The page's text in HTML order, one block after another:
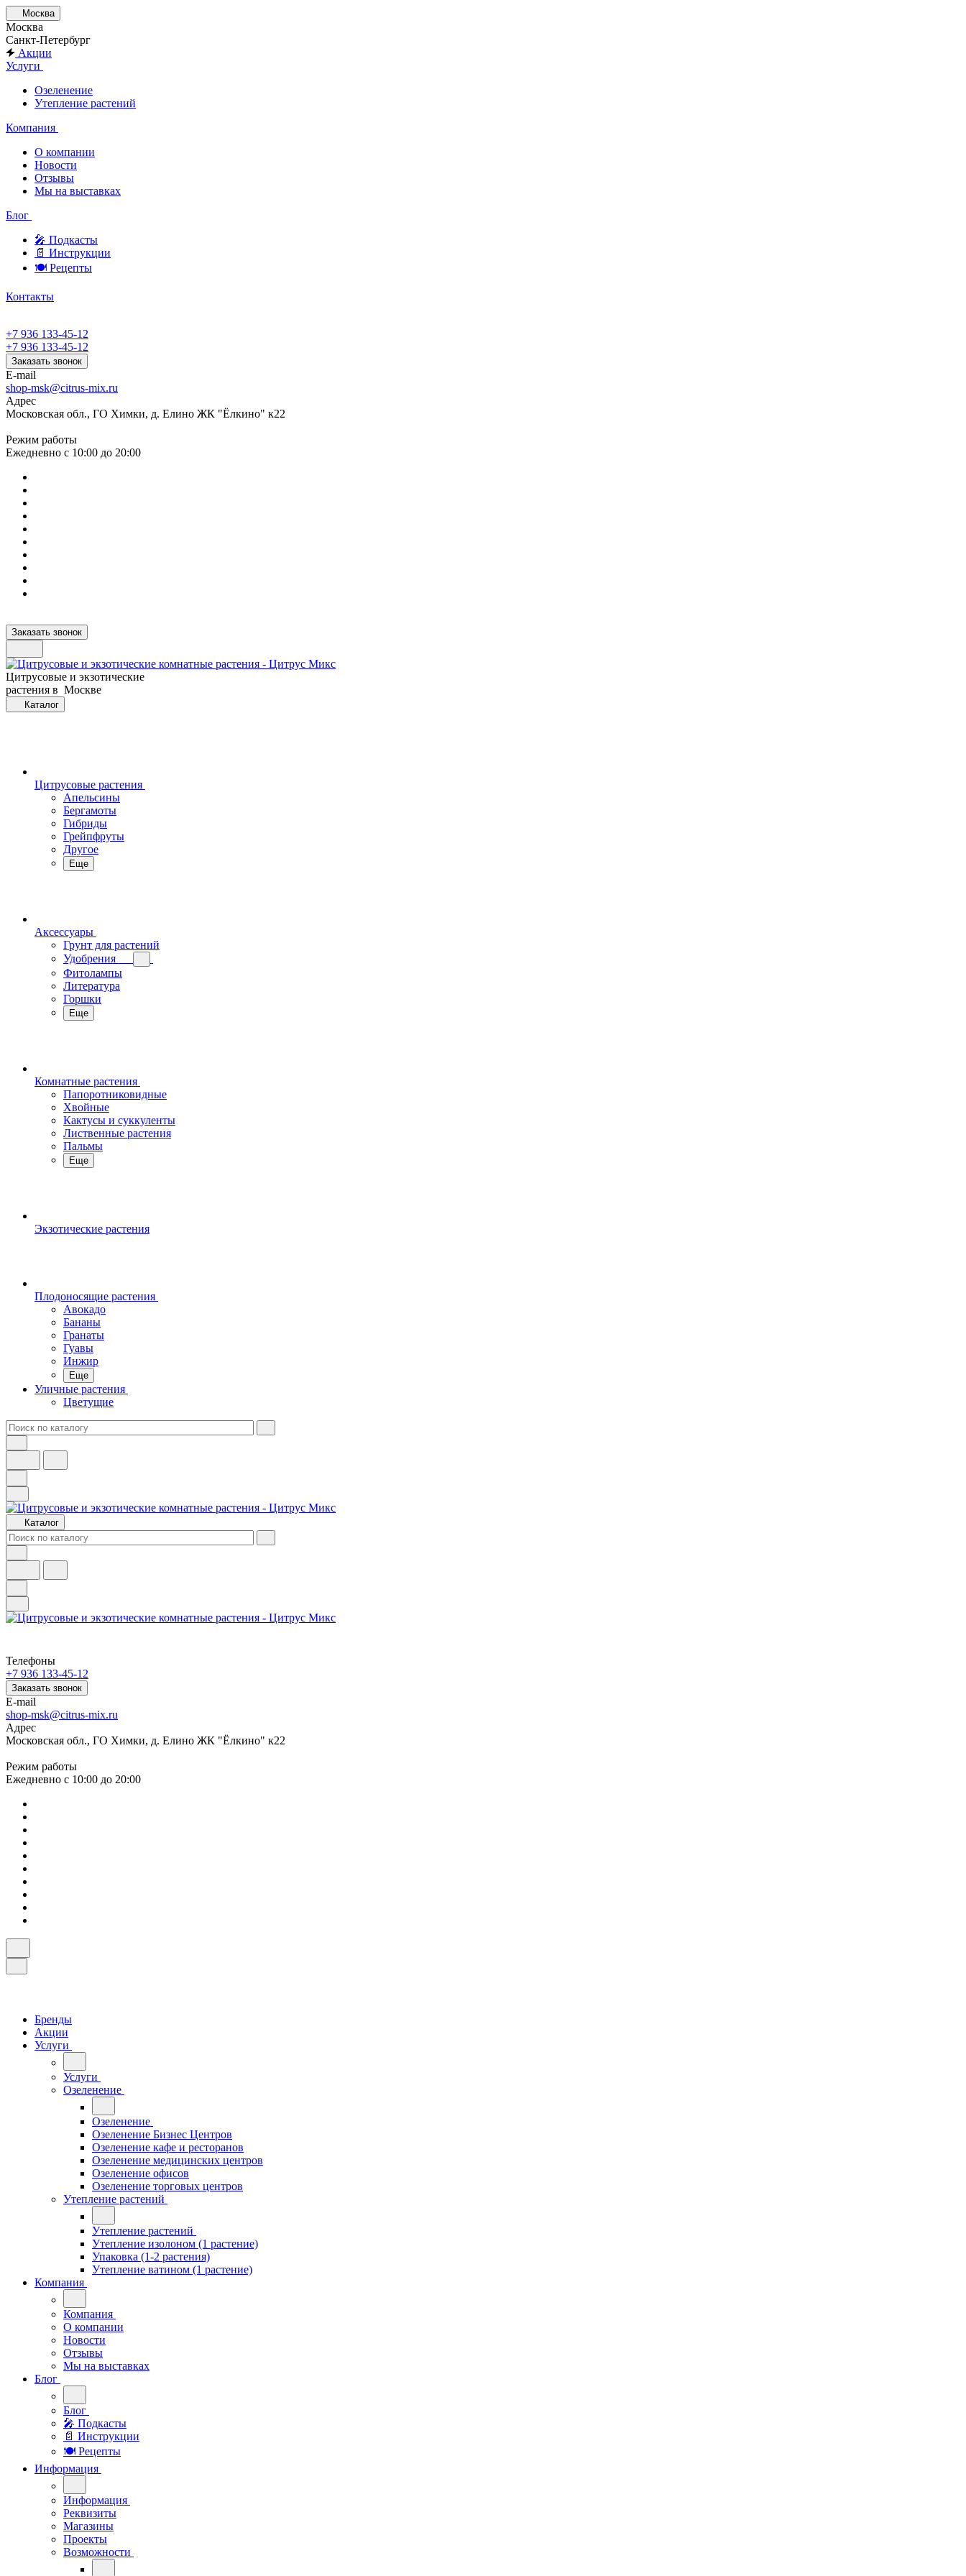
Москва
Москва
Санкт-Петербург
Акции
Услуги
Озеленение
Утепление растений
Компания
О компании
Новости
Отзывы
Мы на выставках
Блог
🎤︎︎ Подкасты
📄 Инструкции
🍽 Рецепты
Контакты
+7 936 133-45-12
+7 936 133-45-12
Заказать звонок
E-mail
shop-msk@citrus-mix.ru
Адрес
Московская обл., ГО Химки, д. Елино ЖК "Ёлкино" к22
Режим работы
Ежедневно с 10:00 до 20:00
Заказать звонок
Цитрусовые и экзотические
растения в Москве
Каталог
Цитрусовые растения
Апельсины
Бергамоты
Гибриды
Грейпфруты
Другое
Еще
Аксессуары
Грунт для растений
Удобрения
Фитолампы
Литература
Горшки
Еще
Комнатные растения
Папоротниковидные
Хвойные
Кактусы и суккуленты
Лиственные растения
Пальмы
Еще
Экзотические растения
Плодоносящие растения
Авокадо
Бананы
Гранаты
Гуавы
Инжир
Еще
Уличные растения
Цветущие
Каталог
Телефоны
+7 936 133-45-12
Заказать звонок
E-mail
shop-msk@citrus-mix.ru
Адрес
Московская обл., ГО Химки, д. Елино ЖК "Ёлкино" к22
Режим работы
Ежедневно с 10:00 до 20:00
Бренды
Акции
Услуги
Услуги
Озеленение
Озеленение
Озеленение Бизнес Центров
Озеленение кафе и ресторанов
Озеленение медицинских центров
Озеленение офисов
Озеленение торговых центров
Утепление растений
Утепление растений
Утепление изолоном (1 растение)
Упаковка (1-2 растения)
Утепление ватином (1 растение)
Компания
Компания
О компании
Новости
Отзывы
Мы на выставках
Блог
Блог
🎤︎︎ Подкасты
📄 Инструкции
🍽 Рецепты
Информация
Информация
Реквизиты
Магазины
Проекты
Возможности